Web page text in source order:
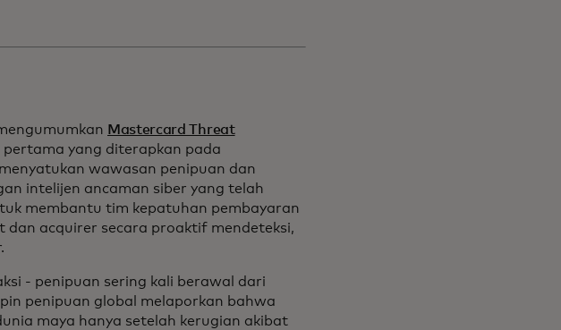
Mastercard Threat
yang diterapkan pada
wawasan penipuan dan
intelijen ancaman siber yang telah
membantu tim kepatuhan pembayaran
dan acquirer secara proaktif mendeteksi,
- penipuan sering kali berawal dari
penipuan global melaporkan bahwa
maya hanya setelah kerugian akibat